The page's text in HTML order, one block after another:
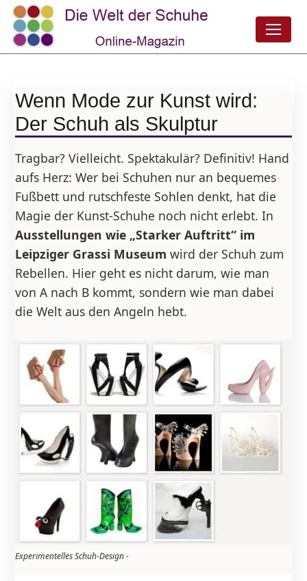
Wenn Mode zur Kunst wird:
Der Schuh als Skulptur
Tragbar? Vielleicht. Spektakulär? Definitiv! Hand
aufs Herz: Wer bei Schuhen nur an bequemes
Fußbett und rutschfeste Sohlen denkt, hat die
Magie der Kunst-Schuhe noch nicht erlebt. In
Ausstellungen wie „Starker Auftritt“ im
Leipziger Grassi Museum wird der Schuh zum
Rebellen. Hier geht es nicht darum, wie man
von A nach B kommt, sondern wie man dabei
die Welt aus den Angeln hebt.
Experimentelles Schuh-Design -